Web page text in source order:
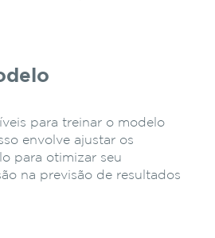
para treinar o modelo
envolve ajustar os
para otimizar seu
na previsão de resultados